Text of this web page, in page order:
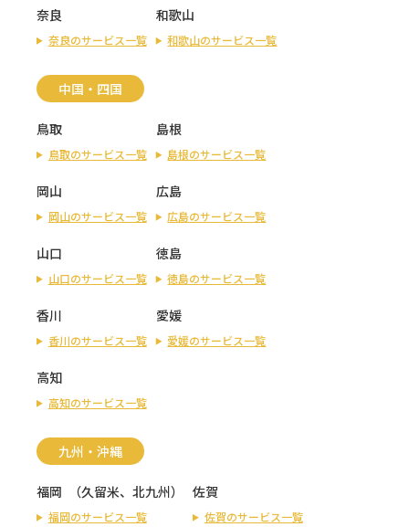
奈良
奈良のサービス一覧
和歌山
和歌山のサービス一覧
中国・四国
鳥取
鳥取のサービス一覧
島根
島根のサービス一覧
岡山
岡山のサービス一覧
広島
広島のサービス一覧
山口
山口のサービス一覧
徳島
徳島のサービス一覧
香川
香川のサービス一覧
愛媛
愛媛のサービス一覧
高知
高知のサービス一覧
九州・沖縄
福岡 （久留米、 北九州）
福岡のサービス一覧
佐賀
佐賀のサービス一覧